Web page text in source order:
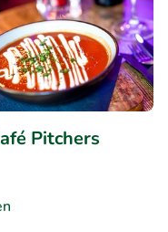
Pitchers